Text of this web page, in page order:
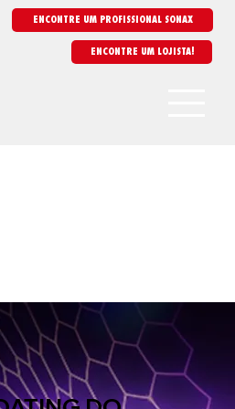
ENCONTRE UM PROFISSIONAL SONAX
ENCONTRE UM LOJISTA!